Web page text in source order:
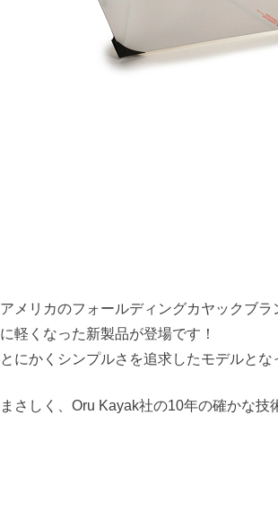
アメリカのフォールディングカヤックブ
に軽くなった新製品が登場です！
とにかくシンプルさを追求したモデルと
まさしく、Oru Kayak社の10年の確かな